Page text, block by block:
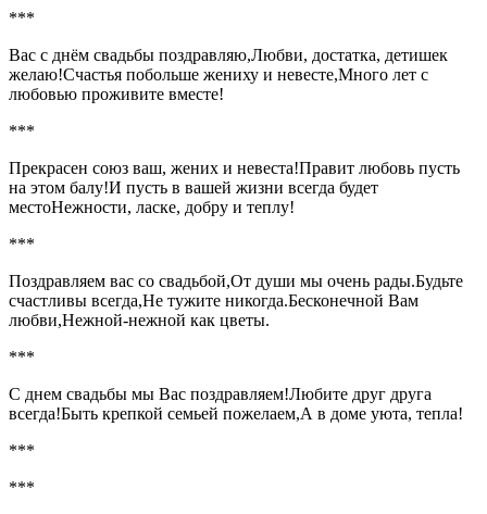
***
Вас с днём свадьбы поздравляю,Любви, достатка, детишек
желаю!Счастья побольше жениху и невесте,Много лет с
любовью проживите вместе!
***
Прекрасен союз ваш, жених и невеста!Правит любовь пусть
на этом балу!И пусть в вашей жизни всегда будет
местоНежности, ласке, добру и теплу!
***
Поздравляем вас со свадьбой,От души мы очень рады.Будьте
счастливы всегда,Не тужите никогда.Бесконечной Вам
любви,Нежной-нежной как цветы.
***
С днем свадьбы мы Вас поздравляем!Любите друг друга
всегда!Быть крепкой семьей пожелаем,А в доме уюта, тепла!
***
***